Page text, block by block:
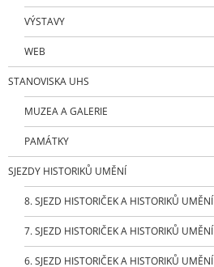
VÝSTAVY
WEB
STANOVISKA UHS
MUZEA A GALERIE
PAMÁTKY
SJEZDY HISTORIKŮ UMĚNÍ
8. SJEZD HISTORIČEK A HISTORIKŮ UMĚNÍ
7. SJEZD HISTORIČEK A HISTORIKŮ UMĚNÍ
6. SJEZD HISTORIČEK A HISTORIKŮ UMĚNÍ